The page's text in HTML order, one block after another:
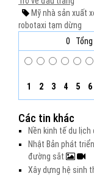
Mỹnhà sản xuất
robotaxi tạm dừng
0
1 2 3 4 5 6
Các tin khác
Nền kinh tế du
Nhật Bản phát
đường sắt
Xây dựng hệ sinh